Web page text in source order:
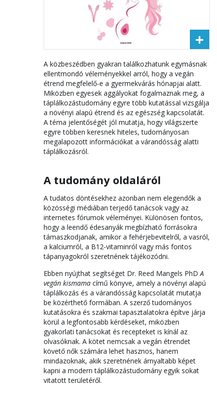
A közbeszédben gyakran találkozhatunk egymásnak
ellentmondó véleményekkel arról, hogy a vegán
étrend megfelelő-e a gyermekvárás hónapjai alatt.
Miközben egyesek aggályokat fogalmaznak meg, a
táplálkozástudomány egyre több kutatással vizsgálja
a növényi alapú étrend és az egészség kapcsolatát.
A téma jelentőségét jól mutatja, hogy világszerte
egyre többen keresnek hiteles, tudományosan
megalapozott információkat a várandósság alatti
táplálkozásról.
A tudomány oldaláról
A tudatos döntésekhez azonban nem elegendők a
közösségi médiában terjedő tanácsok vagy az
internetes fórumok véleményei. Különösen fontos,
hogy a leendő édesanyák megbízható forrásokra
támaszkodjanak, amikor a fehérjebevitelről, a vasról,
a kalciumról, a B12-vitaminról vagy más fontos
tápanyagokról szeretnének tájékozódni.
Ebben nyújthat segítséget Dr. Reed Mangels PhDA
vegán kismama című könyve, amely a növényi alapú
táplálkozás és a várandósság kapcsolatát mutatja
be közérthető formában. A szerző tudományos
kutatásokra és szakmai tapasztalatokra építve járja
körül a legfontosabb kérdéseket, miközben
gyakorlati tanácsokat és recepteket is kínál az
olvasóknak. A kötet nemcsak a vegán étrendet
követő nők számára lehet hasznos, hanem
mindazoknak, akik szeretnének árnyaltabb képet
kapni a modern táplálkozástudomány egyik sokat
vitatott területéről.